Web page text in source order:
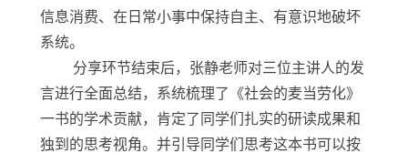
信息消费、在日常小事中保持自主、有意识地破坏
系统。
分享环节结束后，张静老师对三位主讲人的发
言进行全面总结，系统梳理了《社会的麦当劳化》
一书的学术贡献，肯定了同学们扎实的研读成果和
独到的思考视角。并引导同学们思考这本书可以按